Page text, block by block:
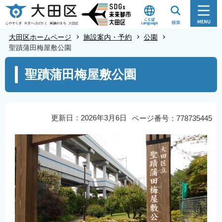
こ
の
ジ
大田区ホームページ 施設案内・予約
公園
聖蹟蒲田梅屋敷公園
こ
聖蹟蒲田梅屋敷公園
ページ番号：778735445
更新日：2026年3月6日